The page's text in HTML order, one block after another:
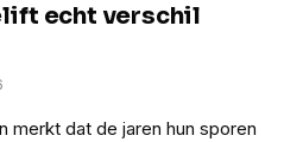
echt verschil
merkt dat de jaren hun sporen